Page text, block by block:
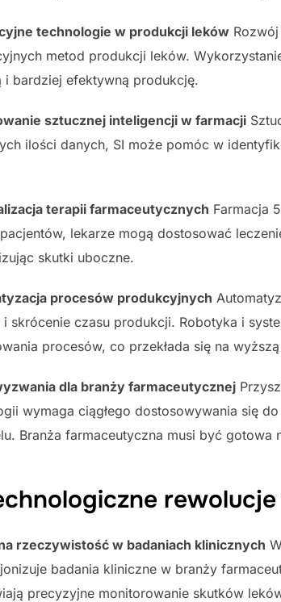
technologie w produkcji leków
metod produkcji leków.
i bardziej efektywną produkcję.
sztucznej inteligencji w farmacji
ilości danych, SI może pomóc w
terapii farmaceutycznych Farmacja
lekarze mogą dostosować
skutki uboczne.
procesów produkcyjnych
skrócenie czasu produkcji. Robotyka i
procesów, co przekłada się na
dla branży farmaceutycznej
wymaga ciągłego dostosowywania się
Branża farmaceutyczna musi być
rzeczywistość w badaniach klinicznych
badania kliniczne w branży
precyzyjne monitorowanie skutków